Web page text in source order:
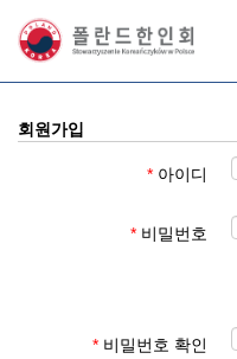
회원가입
* 아이디
* 비밀번호
* 비밀번호 확인